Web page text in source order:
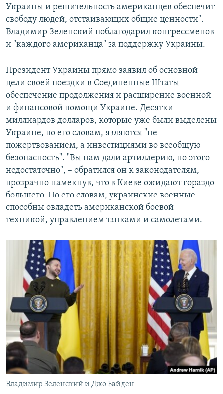
Украины и решительность американцев обеспечит
свободу людей, отстаивающих общие ценности".
Владимир Зеленский поблагодарил конгрессменов
и "каждого американца" за поддержку Украины.
Президент Украины прямо заявил об основной
цели своей поездки в Соединенные Штаты –
обеспечение продолжения и расширение военной
и финансовой помощи Украине. Десятки
миллиардов долларов, которые уже были выделены
Украине, по его словам, являются "не
пожертвованием, а инвестициями во всеобщую
безопасность". "Вы нам дали артиллерию, но этого
недостаточно", – обратился он к законодателям,
прозрачно намекнув, что в Киеве ожидают гораздо
большего. По его словам, украинские военные
способны овладеть американской боевой
техникой, управлением танками и самолетами.
Владимир Зеленский и Джо Байден